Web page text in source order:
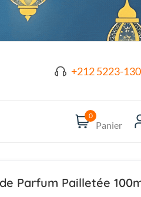
+212 5223-
0
Panier
Parfum Pailletée